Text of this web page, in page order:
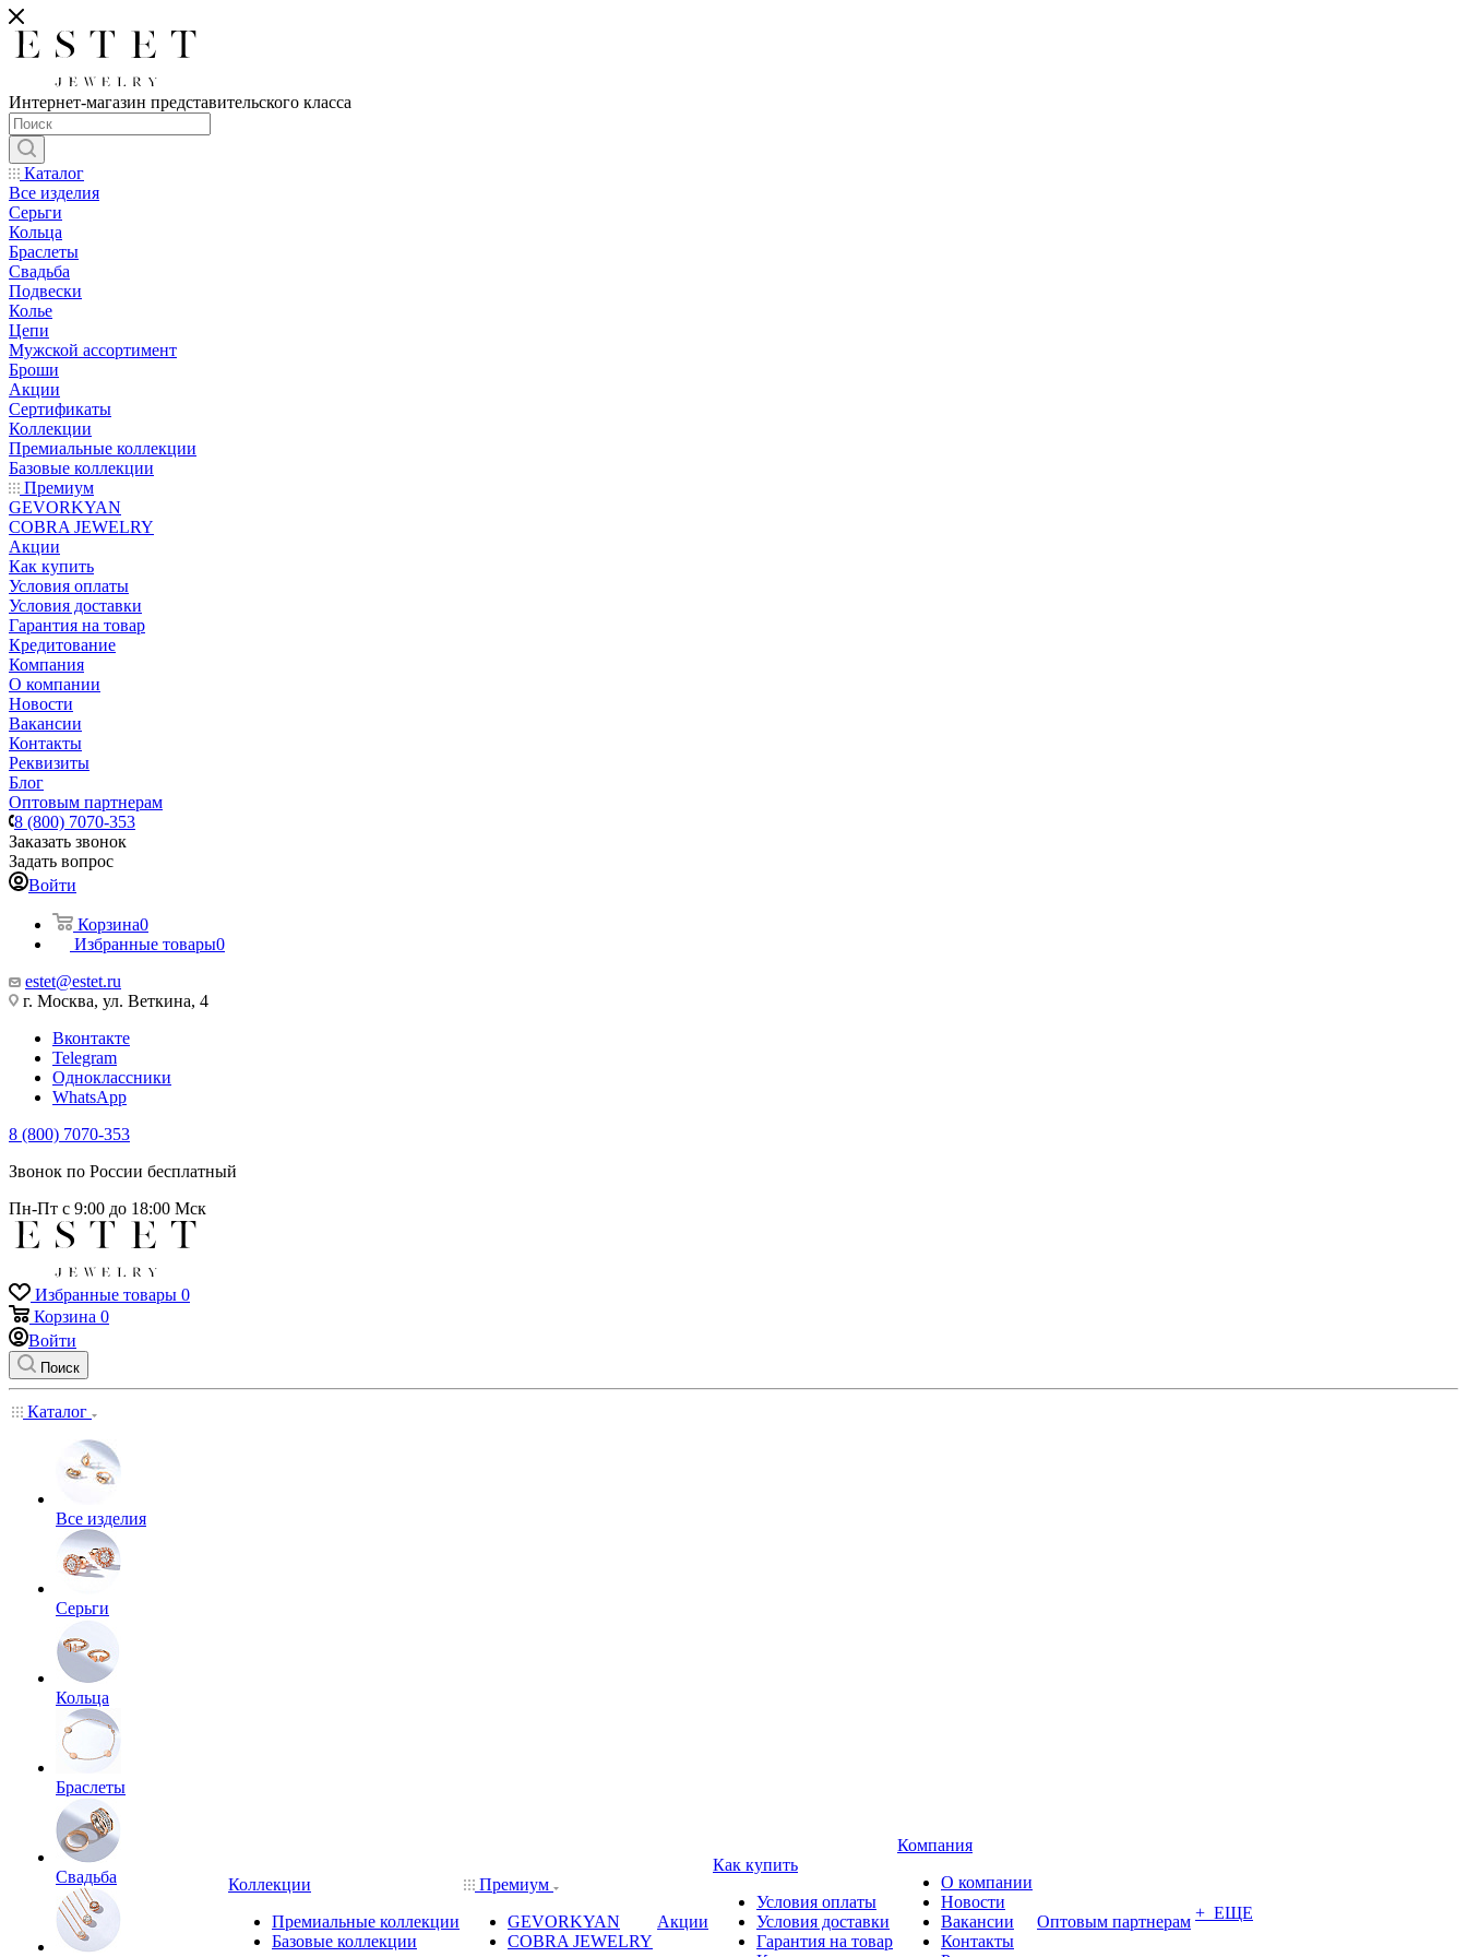
Интернет-магазин представительского класса
Каталог
Все изделия
Серьги
Кольца
Браслеты
Свадьба
Подвески
Колье
Цепи
Мужской ассортимент
Броши
Акции
Сертификаты
Коллекции
Премиальные коллекции
Базовые коллекции
Премиум
GEVORKYAN
COBRA JEWELRY
Акции
Как купить
Условия оплаты
Условия доставки
Гарантия на товар
Кредитование
Компания
О компании
Новости
Вакансии
Контакты
Реквизиты
Блог
Оптовым партнерам
8 (800) 7070-353
Заказать звонок
Задать вопрос
Войти
Корзина0
Избранные товары0
estet@estet.ru
г. Москва, ул. Веткина, 4
Вконтакте
Telegram
Одноклассники
WhatsApp
8 (800) 7070-353
Звонок по России бесплатный
Пн-Пт с 9:00 до 18:00 Мск
Избранные товары 0
Корзина 0
Войти
Поиск
Каталог
Все изделия
Серьги
Кольца
Браслеты
Свадьба
Коллекции
Премиальные коллекции
Базовые коллекции
Премиум
GEVORKYAN
COBRA JEWELRY
Акции
Как купить
Условия оплаты
Условия доставки
Гарантия на товар
Компания
О компании
Новости
Вакансии
Контакты
Оптовым партнерам + ЕЩЕ